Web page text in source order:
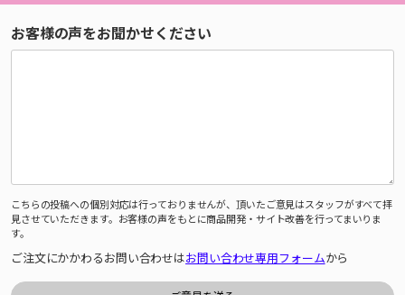
お客様の声をお聞かせください
こちらの投稿への個別対応は行っておりませんが、頂いたご意見はスタッフがすべて拝
見させていただきます。お客様の声をもとに商品開発・サイト改善を行ってまいりま
す。
ご注文にかかわるお問い合わせはお問い合わせ専用フォームから